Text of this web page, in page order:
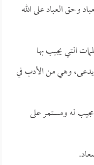
وحق العباد على الله
التي يجيب بها
وهي من الأدب في
له ومستمر على